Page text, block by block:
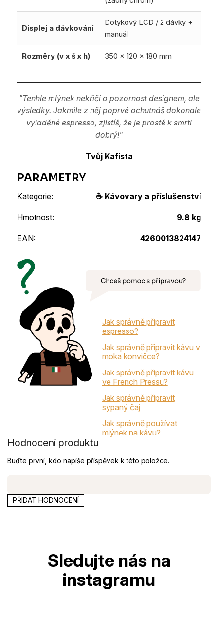
Displej a dávkování
Dotykový LCD / 2 dávky +
manuál
Rozměry (v x š x h) 350 x 120 x 180 mm
"Tenhle mlýnek nekřičí o pozornost designem, ale
výsledky. Jakmile z něj poprvé ochutnáš dokonale
vyladěné espresso, zjistíš, že je prostě k smrti
dobrý!"
Tvůj Kafista
Kategorie: ☕ Kávovary a příslušenství
Hmotnost: 9.8 kg
EAN: 4260013824147
Jak správně připravit
espresso?
Jak správně připravit kávu v
moka konvičce?
Jak správně připravit kávu
ve French Pressu?
Jak správně připravit
sypaný čaj
Jak správně používat
mlýnek na kávu?
Hodnocení produktu
Buďte první, kdo napíše příspěvek k této položce.
PŘIDAT HODNOCENÍ